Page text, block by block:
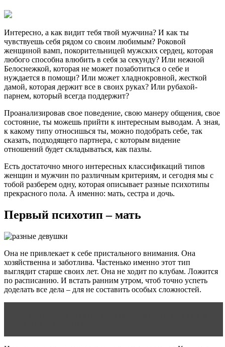
Интересно, а как видит тебя твой мужчина? И как ты
чувствуешь себя рядом со своим любимым? Роковой
женщиной вамп, покорительницей мужских сердец, которая
любого способна влюбить в себя за секунду? Или нежной
Белоснежкой, которая не может позаботиться о себе и
нуждается в помощи? Или может хладнокровной, жесткой
дамой, которая держит все в своих руках? Или рубахой-
парнем, который всегда поддержит?
Проанализировав свое поведение, свою манеру общения, свое
состояние, ты можешь прийти к интересным выводам. А зная,
к какому типу относишься ты, можно подобрать себе, так
сказать, подходящего партнера, с которым видение
отношений будет складываться, как пазлы.
Есть достаточно много интересных классификаций типов
женщин и мужчин по различным критериям, и сегодня мы с
тобой разберем одну, которая описывает разные психотипы
прекрасного пола. А именно: мать, сестра и дочь.
Первый психотип – мать
Она не привлекает к себе пристального внимания. Она
хозяйственна и заботлива. Частенько именно этот тип
выглядит старше своих лет. Она не ходит по клубам. Ложится
по расписанию. И встать ранним утром, чтоб точно успеть
доделать все дела – для не составить особых сложностей.